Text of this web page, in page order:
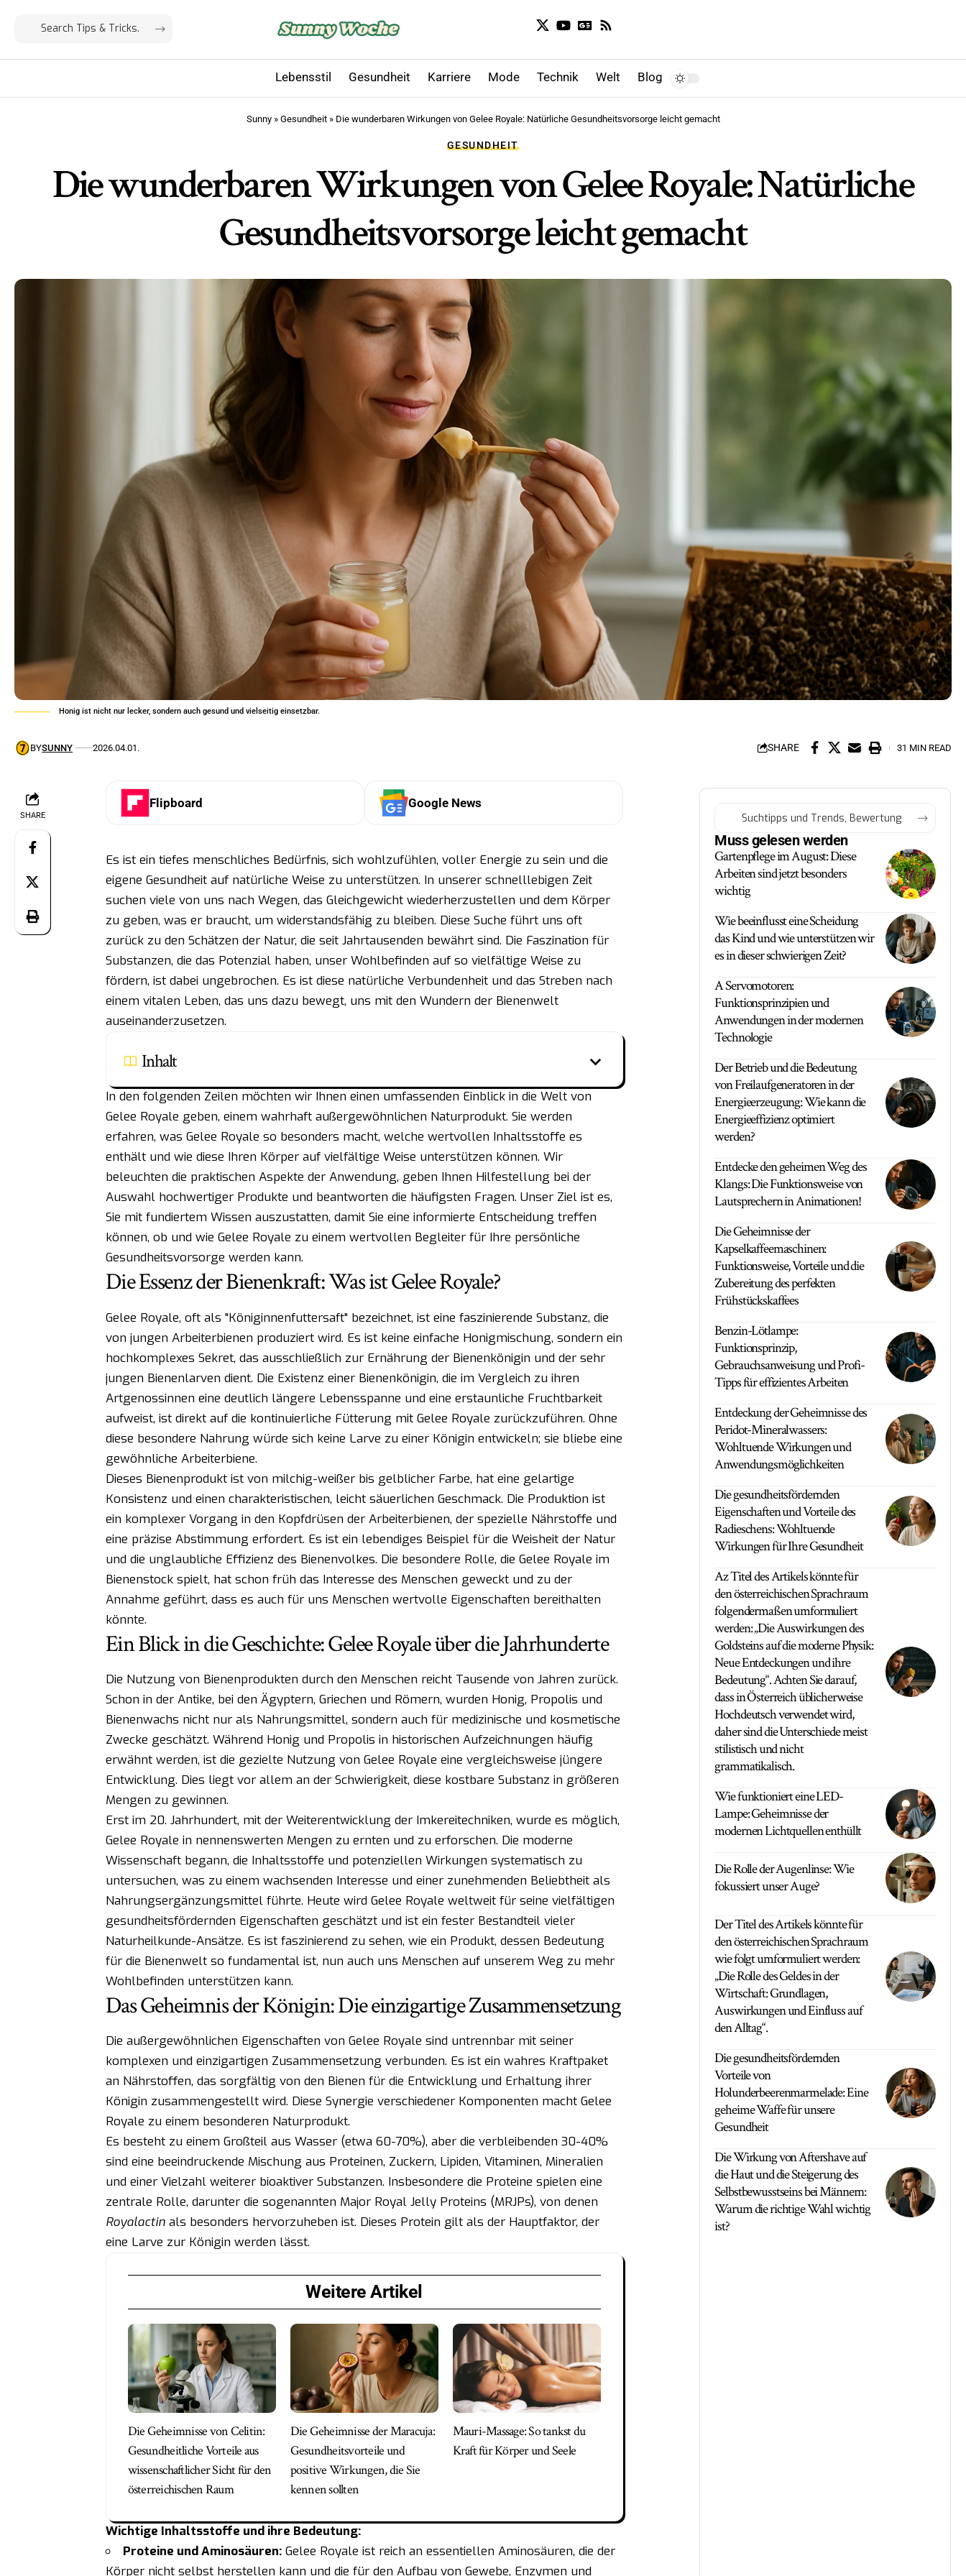
Lebensstil Gesundheit Karriere Mode Technik Welt Blog
Sunny» Gesundheit» Die wunderbaren Wirkungen von Gelee Royale: Natürliche Gesundheitsvorsorge leicht gemacht
GESUNDHEIT
Die wunderbaren Wirkungen von Gelee Royale: Natürliche
Gesundheitsvorsorge leicht gemacht
Honig ist nicht nur lecker, sondern auch gesund und vielseitig einsetzbar.
BYSUNNY 2026.04.01. SHARE 31 MIN READ
SHARE
Flipboard Google News
Es ist ein tiefes menschliches Bedürfnis, sich wohlzufühlen, voller Energie zu sein und die
eigene Gesundheit auf natürliche Weise zu unterstützen. In unserer schnelllebigen Zeit
suchen viele von uns nach Wegen, das Gleichgewicht wiederherzustellen und dem Körper
zu geben, was er braucht, um widerstandsfähig zu bleiben. Diese Suche führt uns oft
zurück zu den Schätzen der Natur, die seit Jahrtausenden bewährt sind. Die Faszination für
Substanzen, die das Potenzial haben, unser Wohlbefinden auf so vielfältige Weise zu
fördern, ist dabei ungebrochen. Es ist diese natürliche Verbundenheit und das Streben nach
einem vitalen Leben, das uns dazu bewegt, uns mit den Wundern der Bienenwelt
auseinanderzusetzen.
Inhalt
In den folgenden Zeilen möchten wir Ihnen einen umfassenden Einblick in die Welt von
Gelee Royale geben, einem wahrhaft außergewöhnlichen Naturprodukt. Sie werden
erfahren, was Gelee Royale so besonders macht, welche wertvollen Inhaltsstoffe es
enthält und wie diese Ihren Körper auf vielfältige Weise unterstützen können. Wir
beleuchten die praktischen Aspekte der Anwendung, geben Ihnen Hilfestellung bei der
Auswahl hochwertiger Produkte und beantworten die häufigsten Fragen. Unser Ziel ist es,
Sie mit fundiertem Wissen auszustatten, damit Sie eine informierte Entscheidung treffen
können, ob und wie Gelee Royale zu einem wertvollen Begleiter für Ihre persönliche
Gesundheitsvorsorge werden kann.
Die Essenz der Bienenkraft: Was ist Gelee Royale?
Gelee Royale, oft als "Königinnenfuttersaft" bezeichnet, ist eine faszinierende Substanz, die
von jungen Arbeiterbienen produziert wird. Es ist keine einfache Honigmischung, sondern ein
hochkomplexes Sekret, das ausschließlich zur Ernährung der Bienenkönigin und der sehr
jungen Bienenlarven dient. Die Existenz einer Bienenkönigin, die im Vergleich zu ihren
Artgenossinnen eine deutlich längere Lebensspanne und eine erstaunliche Fruchtbarkeit
aufweist, ist direkt auf die kontinuierliche Fütterung mit Gelee Royale zurückzuführen. Ohne
diese besondere Nahrung würde sich keine Larve zu einer Königin entwickeln; sie bliebe eine
gewöhnliche Arbeiterbiene.
Dieses Bienenprodukt ist von milchig-weißer bis gelblicher Farbe, hat eine gelartige
Konsistenz und einen charakteristischen, leicht säuerlichen Geschmack. Die Produktion ist
ein komplexer Vorgang in den Kopfdrüsen der Arbeiterbienen, der spezielle Nährstoffe und
eine präzise Abstimmung erfordert. Es ist ein lebendiges Beispiel für die Weisheit der Natur
und die unglaubliche Effizienz des Bienenvolkes. Die besondere Rolle, die Gelee Royale im
Bienenstock spielt, hat schon früh das Interesse des Menschen geweckt und zu der
Annahme geführt, dass es auch für uns Menschen wertvolle Eigenschaften bereithalten
könnte.
Ein Blick in die Geschichte: Gelee Royale über die Jahrhunderte
Die Nutzung von Bienenprodukten durch den Menschen reicht Tausende von Jahren zurück.
Schon in der Antike, bei den Ägyptern, Griechen und Römern, wurden Honig, Propolis und
Bienenwachs nicht nur als Nahrungsmittel, sondern auch für medizinische und kosmetische
Zwecke geschätzt. Während Honig und Propolis in historischen Aufzeichnungen häufig
erwähnt werden, ist die gezielte Nutzung von Gelee Royale eine vergleichsweise jüngere
Entwicklung. Dies liegt vor allem an der Schwierigkeit, diese kostbare Substanz in größeren
Mengen zu gewinnen.
Erst im 20. Jahrhundert, mit der Weiterentwicklung der Imkereitechniken, wurde es möglich,
Gelee Royale in nennenswerten Mengen zu ernten und zu erforschen. Die moderne
Wissenschaft begann, die Inhaltsstoffe und potenziellen Wirkungen systematisch zu
untersuchen, was zu einem wachsenden Interesse und einer zunehmenden Beliebtheit als
Nahrungsergänzungsmittel führte. Heute wird Gelee Royale weltweit für seine vielfältigen
gesundheitsfördernden Eigenschaften geschätzt und ist ein fester Bestandteil vieler
Naturheilkunde-Ansätze. Es ist faszinierend zu sehen, wie ein Produkt, dessen Bedeutung
für die Bienenwelt so fundamental ist, nun auch uns Menschen auf unserem Weg zu mehr
Wohlbefinden unterstützen kann.
Das Geheimnis der Königin: Die einzigartige Zusammensetzung
Die außergewöhnlichen Eigenschaften von Gelee Royale sind untrennbar mit seiner
komplexen und einzigartigen Zusammensetzung verbunden. Es ist ein wahres Kraftpaket
an Nährstoffen, das sorgfältig von den Bienen für die Entwicklung und Erhaltung ihrer
Königin zusammengestellt wird. Diese Synergie verschiedener Komponenten macht Gelee
Royale zu einem besonderen Naturprodukt.
Es besteht zu einem Großteil aus Wasser (etwa 60-70%), aber die verbleibenden 30-40%
sind eine beeindruckende Mischung aus Proteinen, Zuckern, Lipiden, Vitaminen, Mineralien
und einer Vielzahl weiterer bioaktiver Substanzen. Insbesondere die Proteine spielen eine
zentrale Rolle, darunter die sogenannten Major Royal Jelly Proteins (MRJPs), von denen
Royalactinals besonders hervorzuheben ist. Dieses Protein gilt als der Hauptfaktor, der
eine Larve zur Königin werden lässt.
Weitere Artikel
Die Geheimnisse von Celitin:
Gesundheitliche Vorteile aus
wissenschaftlicher Sicht für den
österreichischen Raum
Die Geheimnisse der Maracuja:
Gesundheitsvorteile und
positive Wirkungen, die Sie
kennen sollten
Mauri-Massage: So tankst du
Kraft für Körper und Seele
Wichtige Inhaltsstoffe und ihre Bedeutung:
Proteine und Aminosäuren:Gelee Royale ist reich an essentiellen Aminosäuren, die der
Körper nicht selbst herstellen kann und die für den Aufbau von Gewebe, Enzymen und
Muss gelesen werden
Gartenpflege im August: Diese
Arbeiten sind jetzt besonders
wichtig
Wie beeinflusst eine Scheidung
das Kind und wie unterstützen wir
es in dieser schwierigen Zeit?
A Servomotoren:
Funktionsprinzipien und
Anwendungen in der modernen
Technologie
Der Betrieb und die Bedeutung
von Freilaufgeneratoren in der
Energieerzeugung: Wie kann die
Energieeffizienz optimiert
werden?
Entdecke den geheimen Weg des
Klangs: Die Funktionsweise von
Lautsprechern in Animationen!
Die Geheimnisse der
Kapselkaffeemaschinen:
Funktionsweise, Vorteile und die
Zubereitung des perfekten
Frühstückskaffees
Benzin-Lötlampe:
Funktionsprinzip,
Gebrauchsanweisung und Profi-
Tipps für effizientes Arbeiten
Entdeckung der Geheimnisse des
Peridot-Mineralwassers:
Wohltuende Wirkungen und
Anwendungsmöglichkeiten
Die gesundheitsfördernden
Eigenschaften und Vorteile des
Radieschens: Wohltuende
Wirkungen für Ihre Gesundheit
Az Titel des Artikels könnte für
den österreichischen Sprachraum
folgendermaßen umformuliert
werden: „Die Auswirkungen des
Goldsteins auf die moderne Physik:
Neue Entdeckungen und ihre
Bedeutung“. Achten Sie darauf,
dass in Österreich üblicherweise
Hochdeutsch verwendet wird,
daher sind die Unterschiede meist
stilistisch und nicht
grammatikalisch.
Wie funktioniert eine LED-
Lampe: Geheimnisse der
modernen Lichtquellen enthüllt
Die Rolle der Augenlinse: Wie
fokussiert unser Auge?
Der Titel des Artikels könnte für
den österreichischen Sprachraum
wie folgt umformuliert werden:
„Die Rolle des Geldes in der
Wirtschaft: Grundlagen,
Auswirkungen und Einfluss auf
den Alltag“.
Die gesundheitsfördernden
Vorteile von
Holunderbeerenmarmelade: Eine
geheime Waffe für unsere
Gesundheit
Die Wirkung von Aftershave auf
die Haut und die Steigerung des
Selbstbewusstseins bei Männern:
Warum die richtige Wahl wichtig
ist?